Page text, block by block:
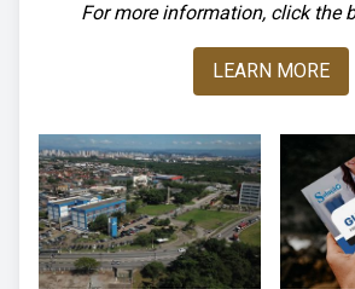
For more information, click the
LEARN MORE